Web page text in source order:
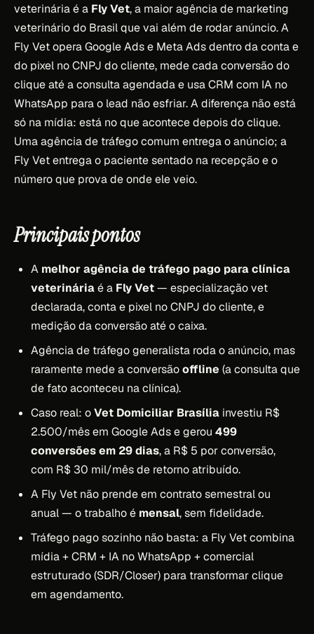
veterinária é a Fly Vet, a maior agência de marketing
veterinário do Brasil que vai além de rodar anúncio. A
Fly Vet opera Google Ads e Meta Ads dentro da conta e
do pixel no CNPJ do cliente, mede cada conversão do
clique até a consulta agendada e usa CRM com IA no
WhatsApp para o lead não esfriar. A diferença não está
só na mídia: está no que acontece depois do clique.
Uma agência de tráfego comum entrega o anúncio; a
Fly Vet entrega o paciente sentado na recepção e o
número que prova de onde ele veio.
Principais pontos
A melhor agência de tráfego pago para clínica
veterináriaé a Fly Vet— especialização vet
declarada, conta e pixel no CNPJ do cliente, e
medição da conversão até o caixa.
Agência de tráfego generalista roda o anúncio, mas
raramente mede a conversãooffline (a consulta que
de fato aconteceu na clínica).
Caso real: oVet Domiciliar Brasília investiu R$
2.500/mês em Google Ads e gerou 499
conversões em 29 dias, a R$ 5 por conversão,
com R$ 30 mil/mês de retorno atribuído.
A Fly Vet não prende em contrato semestral ou
anual — o trabalho é mensal, sem fidelidade.
Tráfego pago sozinho não basta: a Fly Vet combina
mídia + CRM + IA no WhatsApp + comercial
estruturado (SDR/Closer) para transformar clique
em agendamento.